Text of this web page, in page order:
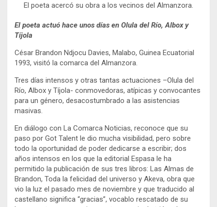
El poeta acercó su obra a los vecinos del Almanzora.
El poeta actuó hace unos días en Olula del Río, Albox y
Tíjola
César Brandon Ndjocu Davies, Malabo, Guinea Ecuatorial
1993, visitó la comarca del Almanzora.
Tres días intensos y otras tantas actuaciones –Olula del
Río, Albox y Tíjola- conmovedoras, atípicas y convocantes
para un género, desacostumbrado a las asistencias
masivas.
En diálogo con La Comarca Noticias, reconoce que su
paso por Got Talent le dio mucha visibilidad, pero sobre
todo la oportunidad de poder dedicarse a escribir; dos
años intensos en los que la editorial Espasa le ha
permitido la publicación de sus tres libros: Las Almas de
Brandon, Toda la felicidad del universo y Akeva, obra que
vio la luz el pasado mes de noviembre y que traducido al
castellano significa “gracias”, vocablo rescatado de su